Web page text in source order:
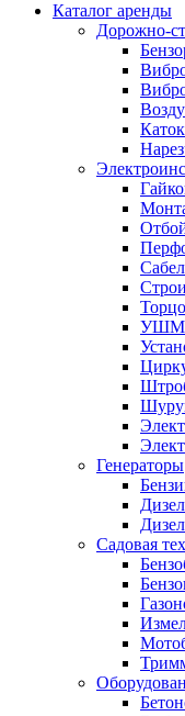
Каталог аренды
Дорожно-
УШМ/
Генераторы
Садовая